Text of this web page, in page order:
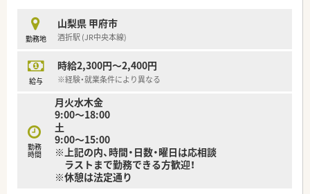
■育児休暇は3歳まで取得が可能で、時短制度は小学5年生まで
時短勤務ができるよう変更予定です。
■年間休日が120日とワークライフバランスが整っています
たくさんあります！
勤務地
山梨県 甲府市
酒折駅 (JR中央本線)
給与
時給2,300円～2,400円
※経験・就業条件により異なる
勤務
時間
月火水木金
9:00〜18:00
土
9:00〜15:00
※上記の内、時間・日数・曜日は応相談
ラストまで勤務できる方歓迎！
※休憩は法定通り